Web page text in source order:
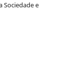
Sociedade e